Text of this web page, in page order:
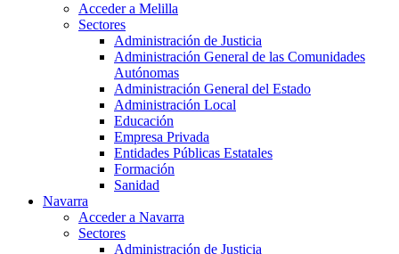
Acceder a Melilla
Sectores
Administración de Justicia
Administración General de las Comunidades
Autónomas
Administración General del Estado
Administración Local
Educación
Empresa Privada
Entidades Públicas Estatales
Formación
Sanidad
Navarra
Acceder a Navarra
Sectores
Administración de Justicia